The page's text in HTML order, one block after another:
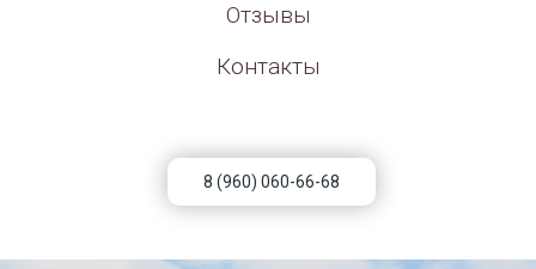
Отзывы
Контакты
8 (960) 060-66-68